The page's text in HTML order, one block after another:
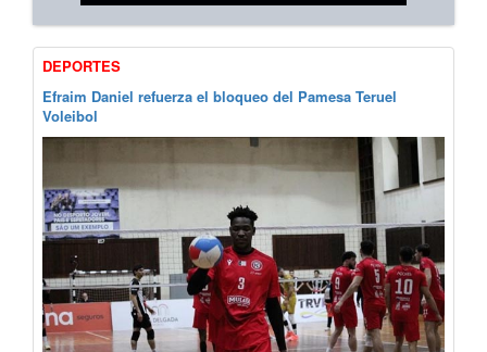
DEPORTES
Efraim Daniel refuerza el bloqueo del Pamesa Teruel
Voleibol